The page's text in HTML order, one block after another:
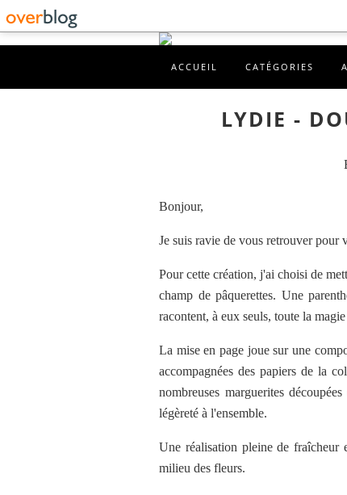
ACCUEIL CATÉGORIES
LYDIE -
Bonjour,
Je suis ravie de vous retrouver pour
Pour cette création, j'ai choisi de
champ de pâquerettes. Une
racontent, à eux seuls, toute la
La mise en page joue sur une
accompagnées des papiers de la
nombreuses marguerites
légèreté à l'ensemble.
Une réalisation pleine de fraîcheur
milieu des fleurs.